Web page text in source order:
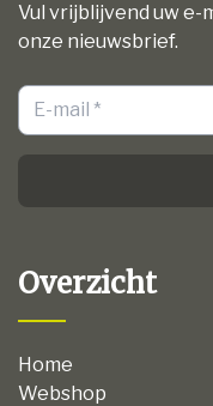
Vul vrijblijvend uw e-
onze nieuwsbrief.
Overzicht
Home
Webshop